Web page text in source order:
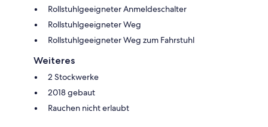
Rollstuhlgeeigneter Anmeldeschalter
Rollstuhlgeeigneter Weg
Rollstuhlgeeigneter Weg zum Fahrstuhl
Weiteres
2 Stockwerke
2018 gebaut
Rauchen nicht erlaubt